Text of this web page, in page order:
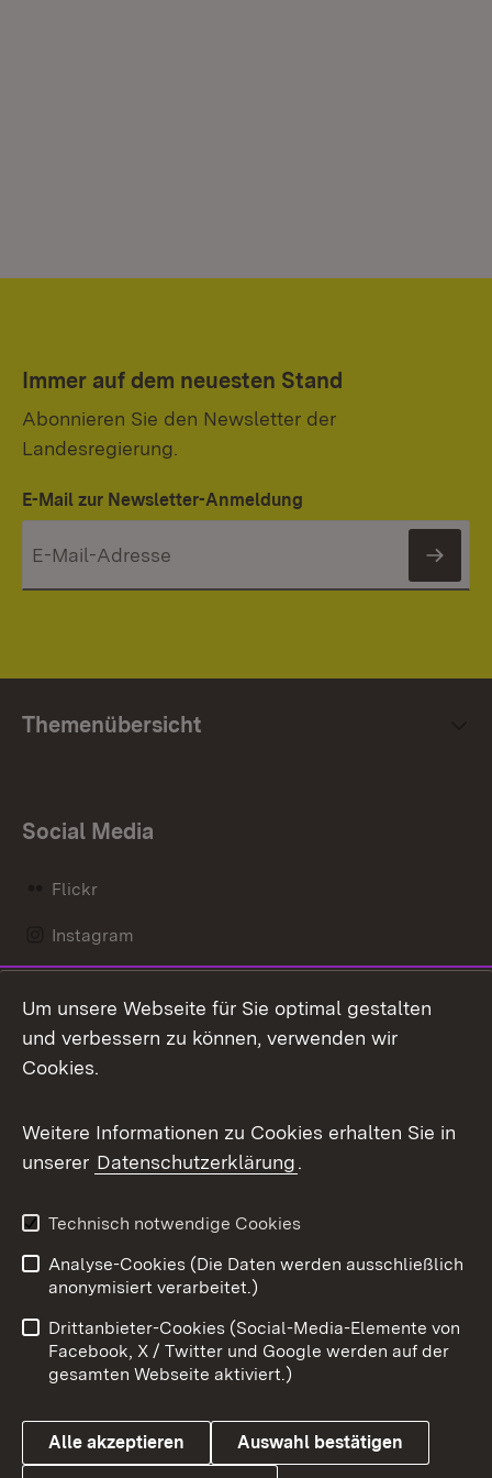
Immer auf dem neuesten Stand
Abonnieren Sie den Newsletter der
Landesregierung.
E-Mail zur Newsletter-Anmeldung
Themenübersicht
Social Media
Flickr
Instagram
Mastodon
Messenger
Social Wall
X / Twitter
Youtube
Benutzungshinweise
Barrierefreiheit
Datenschutz
Cookies
Um unsere Webseite für Sie optimal gestalten
und verbessern zu können, verwenden wir
Cookies.
Weitere Informationen zu Cookies erhalten Sie in
unserer Datenschutzerklärung.
Technisch notwendige Cookies
Analyse-Cookies (Die Daten werden ausschließlich
anonymisiert verarbeitet.)
Drittanbieter-Cookies (Social-Media-Elemente von
Facebook, X / Twitter und Google werden auf der
gesamten Webseite aktiviert.)
Alle akzeptieren Auswahl bestätigen